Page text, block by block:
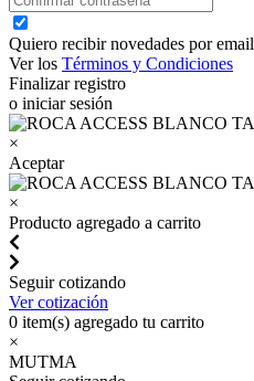
Quiero recibir novedades por email
Ver los Términos y Condiciones
Finalizar registro
o iniciar sesión
×
Aceptar
×
Producto agregado a carrito
Seguir cotizando
Ver cotización
0 item(s) agregado tu carrito
×
MUTMA